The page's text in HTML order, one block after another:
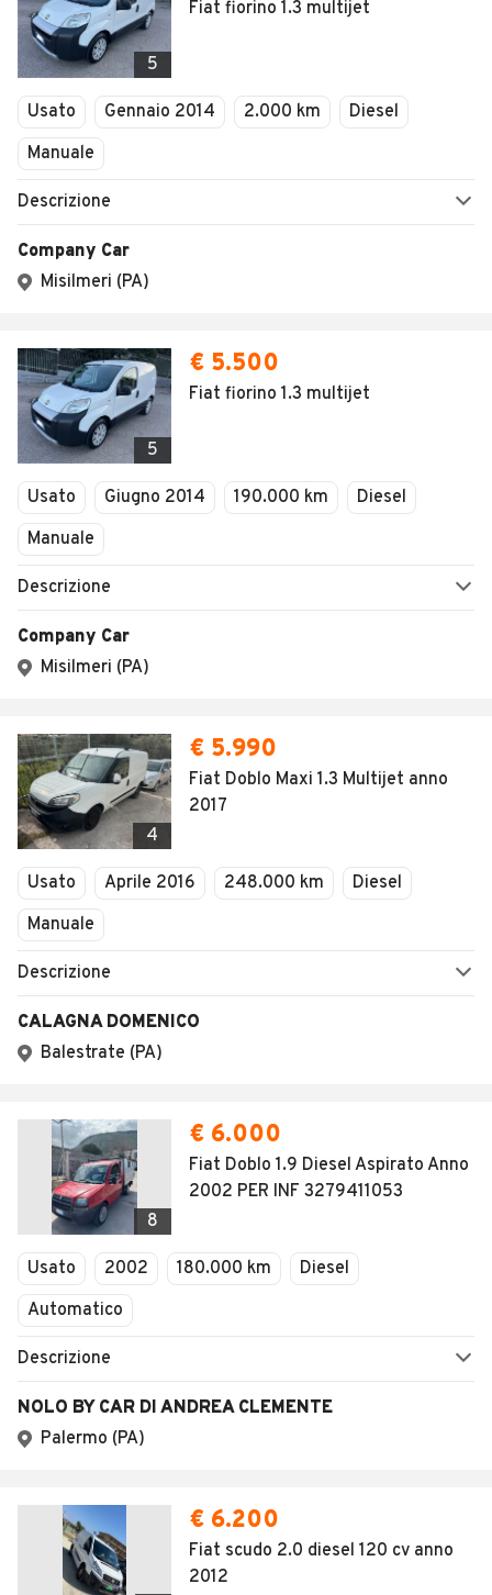
5
Fiat fiorino 1.3 multijet
Usato Gennaio 2014 2.000 km
Diesel
Manuale
Descrizione
Company Car
Misilmeri (PA)
5
€ 5.500
Fiat fiorino 1.3 multijet
Usato Giugno 2014 190.000 km
Diesel
Manuale
Descrizione
Company Car
Misilmeri (PA)
4
€ 5.990
Fiat Doblo Maxi 1.3 Multijet anno
2017
Usato Aprile 2016 248.000 km
Diesel
Manuale
Descrizione
CALAGNA DOMENICO
Balestrate (PA)
8
€ 6.000
Fiat Doblo 1.9 Diesel Aspirato Anno
2002 PER INF 3279411053
Usato 2002 180.000 km
Diesel
Automatico
Descrizione
NOLO BY CAR DI ANDREA CLEMENTE
Palermo (PA)
€ 6.200
Fiat scudo 2.0 diesel 120 cv anno
2012